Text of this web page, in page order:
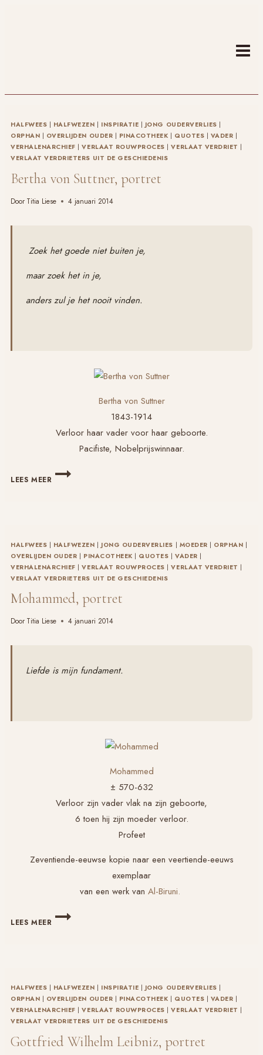
HALFWEES | HALFWEZEN | INSPIRATIE |JONG OUDERVERLIES |
ORPHAN | OVERLIJDEN OUDER | PINACOTHEEK | QUOTES | VADER |
VERHALENARCHIEF |VERLAAT ROUWPROCES |VERLAAT VERDRIET |
VERLAAT VERDRIETERS UIT DE GESCHIEDENIS
Bertha von Suttner, portret
Door Titia Liese 4 januari 2014
Zoek het goede niet buiten je,
maar zoek het in je,
anders zul je het nooit vinden.
Bertha von Suttner
1843-1914
Verloor haar vader voor haar geboorte.
Pacifiste, Nobelprijswinnaar.
LEES MEER
BERTHA
VON
HALFWEES | HALFWEZEN | JONG OUDERVERLIES | MOEDER | ORPHAN |
OVERLIJDEN OUDER | PINACOTHEEK | QUOTES |VADER |
VERHALENARCHIEF |VERLAAT ROUWPROCES |VERLAAT VERDRIET |
VERLAAT VERDRIETERS UIT DE GESCHIEDENIS
Mohammed, portret
Door Titia Liese 4 januari 2014
Liefde is mijn fundament.
Mohammed
± 570-632
Verloor zijn vader vlak na zijn geboorte,
6 toen hij zijn moeder verloor.
Profeet
Zeventiende-eeuwse kopie naar een veertiende-eeuws
exemplaar
van een werk van Al-Biruni.
LEES MEER
MOHAMMED,
PORTRET
HALFWEES | HALFWEZEN | INSPIRATIE |JONG OUDERVERLIES |
ORPHAN | OVERLIJDEN OUDER | PINACOTHEEK | QUOTES | VADER |
VERHALENARCHIEF |VERLAAT ROUWPROCES |VERLAAT VERDRIET |
VERLAAT VERDRIETERS UIT DE GESCHIEDENIS
Gottfried Wilhelm Leibniz, portret